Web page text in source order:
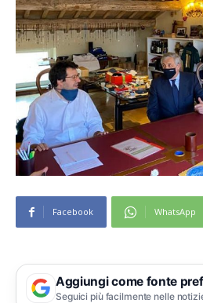
Facebook WhatsApp
Aggiungi come fonte
Seguici più facilmente nelle